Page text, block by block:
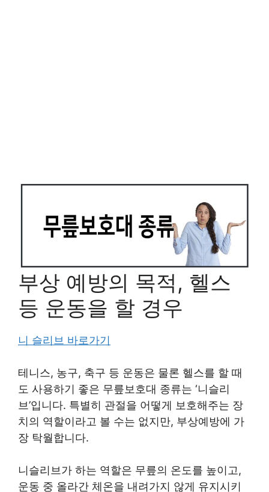
부상 예방의 목적, 헬스
등 운동을 할 경우
니 슬리브 바로가기
테니스, 농구, 축구 등 운동은 물론 헬스를 할 때
도 사용하기 좋은 무릎보호대 종류는 ‘니슬리
브’입니다. 특별히 관절을 어떻게 보호해주는 장
치의 역할이라고 볼 수는 없지만, 부상예방에 가
장 탁월합니다.
니슬리브가 하는 역할은 무릎의 온도를 높이고,
운동 중 올라간 체온을 내려가지 않게 유지시키